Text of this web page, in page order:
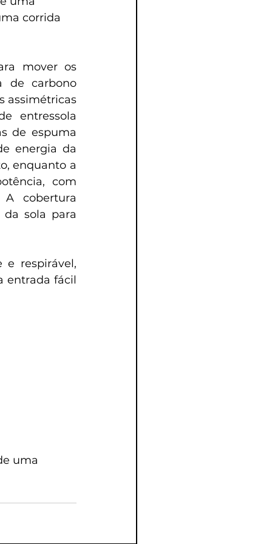
corrida
mover os
de carbono
assimétricas
entressola
de espuma
energia da
enquanto a
com
cobertura
sola para
respirável,
entrada fácil
uma